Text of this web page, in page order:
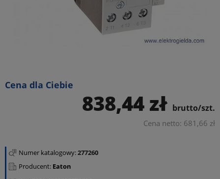
Cena dla Ciebie
838,44 zł brutto/szt.
Cena netto: 681,66 zł
Numer katalogowy:277260
Producent: Eaton